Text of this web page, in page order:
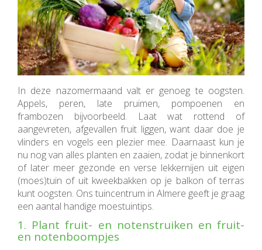
In deze nazomermaand valt er genoeg te oogsten.
Appels, peren, late pruimen, pompoenen en
frambozen bijvoorbeeld. Laat wat rottend of
aangevreten, afgevallen fruit liggen, want daar doe je
vlinders en vogels een plezier mee. Daarnaast kun je
nu nog van alles planten en zaaien, zodat je binnenkort
of later meer gezonde en verse lekkernijen uit eigen
(moes)tuin of uit kweekbakken op je balkon of terras
kunt oogsten. Ons tuincentrum in Almere geeft je graag
een aantal handige moestuintips.
1. Plant fruit- en notenstruiken en fruit-
en notenboompjes